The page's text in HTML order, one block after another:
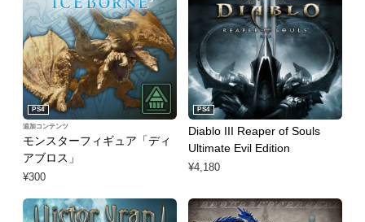
モンスターフィギュア「ディ
アブロス」
PS4
追加コンテンツ
¥300
Diablo III Reaper of Souls
Ultimate Evil Edition
PS4
¥4,180